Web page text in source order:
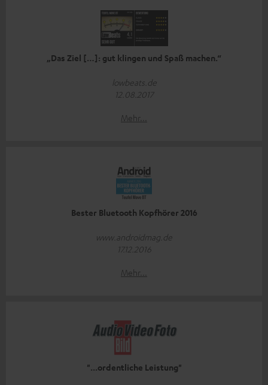
„Das Ziel […]: gut klingen und Spaß machen.“
lowbeats.de
12.08.2017
Mehr...
Bester Bluetooth Kopfhörer 2016
www.androidmag.de
17.12.2016
Mehr...
"...ordentliche Leistung"